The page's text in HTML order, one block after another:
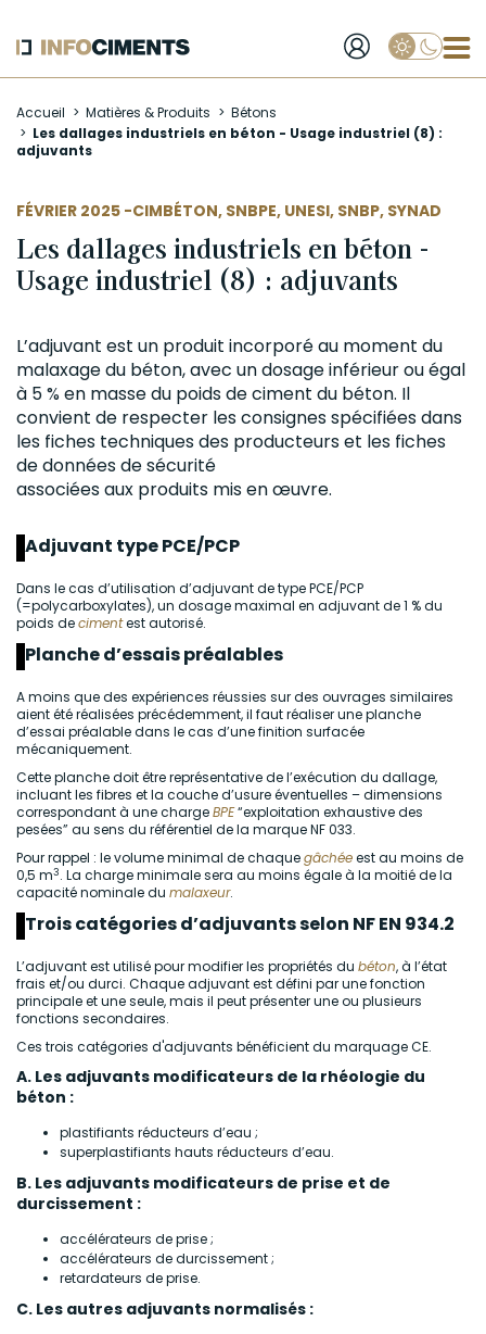
au
contenu
Accueil Matières & Produits
Bétons
Les dallages industriels en béton - Usage industriel (8) :
adjuvants
FÉVRIER 2025 -
AUTEUR CIMBÉTON, SNBPE, UNESI, SNBP, SYNAD
Les dallages industriels en béton -
Usage industriel (8) : adjuvants
L’adjuvant est un produit incorporé au moment du
malaxagedu béton, avec un dosage inférieur ou égal
à 5 % en masse du poids deciment du béton. Il
convient de respecter les consignes spécifiées dans
les fiches techniques des producteurs et les fiches
de données de sécurité
associées aux produits mis en œuvre.
Adjuvant type PCE/PCP
Dans le cas d’utilisation d’adjuvant de type PCE/PCP
(=polycarboxylates), un dosage maximal en adjuvant de 1 % du
poids decimentest autorisé.
Planche d’essais préalables
A moins que des expériences réussies sur des ouvrages similaires
aient été réalisées précédemment, il faut réaliser une planche
d’essai préalable dans le cas d’une finition surfacée
mécaniquement.
Cette planche doit être représentative de l’exécution du dallage,
incluant les fibres et la couche d’usure éventuelles – dimensions
correspondant à une chargeBPE“exploitation exhaustive des
pesées” au sens du référentiel de la marque NF 033.
Pour rappel : le volume minimal de chaquegâchéeest au moins de
0,5 m3. La charge minimale sera au moins égale à la moitié de la
capacité nominale du malaxeur.
Trois catégories d’adjuvants selon NF EN 934.2
L’adjuvant est utilisé pour modifier les propriétés du béton, à l’état
frais et/ou durci. Chaque adjuvant est défini par une fonction
principale et une seule, mais il peut présenter une ou plusieurs
fonctions secondaires.
Ces trois catégories d'adjuvants bénéficient du marquage CE.
A. Les adjuvants modificateurs de la rhéologie du
béton :
plastifiants réducteurs d’eau ;
superplastifiants hauts réducteurs d’eau.
B. Les adjuvants modificateurs de prise et de
durcissement :
accélérateurs de prise ;
accélérateurs de durcissement ;
retardateurs de prise.
C. Les autres adjuvants normalisés :